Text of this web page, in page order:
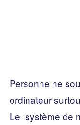
Personne ne
ordinateur
Le système de